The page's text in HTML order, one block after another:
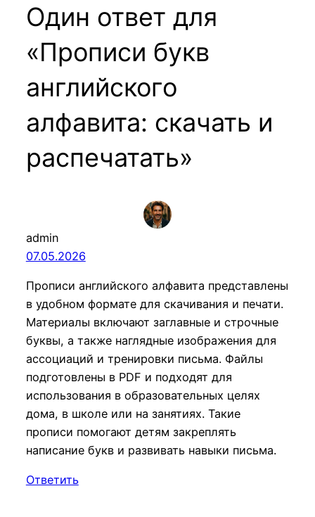
Один ответ для
«Прописи букв
английского
алфавита: скачать и
распечатать»
admin
07.05.2026
Прописи английского алфавита представлены
в удобном формате для скачивания и печати.
Материалы включают заглавные и строчные
буквы, а также наглядные изображения для
ассоциаций и тренировки письма. Файлы
подготовлены в PDF и подходят для
использования в образовательных целях
дома, в школе или на занятиях. Такие
прописи помогают детям закреплять
написание букв и развивать навыки письма.
Ответить